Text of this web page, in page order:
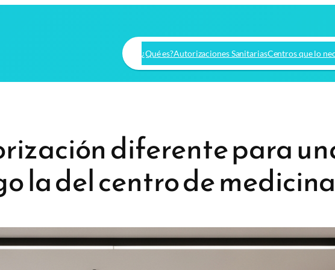
¿Qué es?Autorizaciones SanitariasCentros que lo
diferente para
la del centro de